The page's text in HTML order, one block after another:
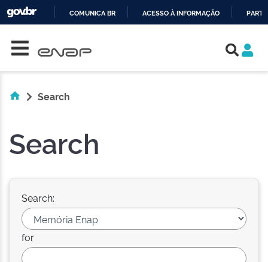
COMUNICA BR ACESSO À INFORMAÇÃO
Search
Search
Search:
for